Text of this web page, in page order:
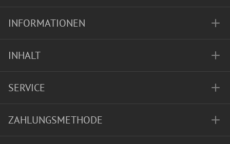
INFORMATIONEN
INHALT
SERVICE
ZAHLUNGSMETHODE